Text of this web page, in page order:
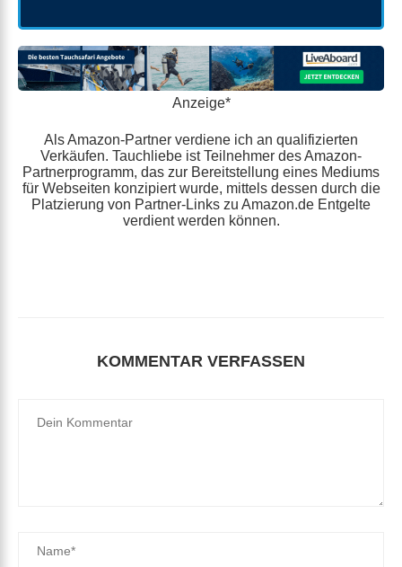
Anzeige*
Als Amazon-Partner verdiene ich an qualifizierten
Verkäufen. Tauchliebe ist Teilnehmer des Amazon-
Partnerprogramm, das zur Bereitstellung eines Mediums
für Webseiten konzipiert wurde, mittels dessen durch die
Platzierung von Partner-Links zu Amazon.de Entgelte
verdient werden können.
KOMMENTAR VERFASSEN